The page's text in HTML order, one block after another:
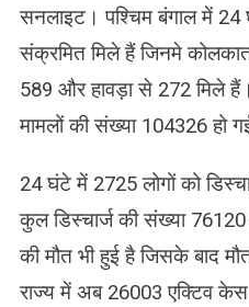
सनलाइट। पश्चिम बंगाल में 24
संक्रमित मिले हैं जिनमे
589 और हावड़ा से 272 मिले
मामलों की संख्या 104326 हो
24 घंटे में 2725 लोगों को
कुल डिस्चार्ज की संख्या
की मौत भी हुई है जिसके बाद
राज्य में अब 26003 एक्टिव